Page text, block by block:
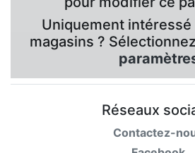
Uniquement
magasins ?
Réseaux
Contactez-